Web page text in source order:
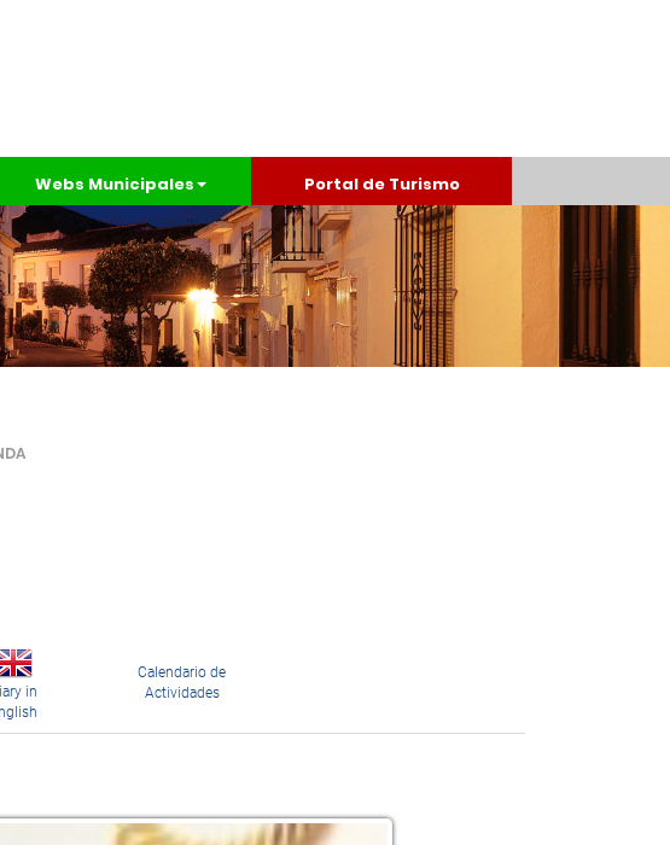
Webs Municipales Portal de Turismo
in
Calendario de
Actividades